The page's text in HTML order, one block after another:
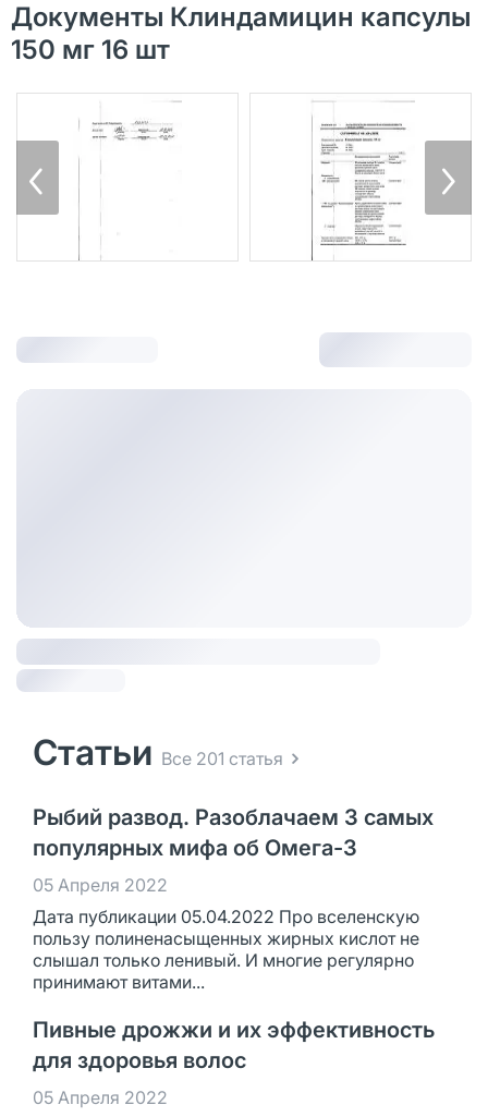
Документы Клиндамицин капсулы
150 мг 16 шт
Статьи Все 201 статья
Рыбий развод. Разоблачаем 3 самых
популярных мифа об Омега-3
05 Апреля 2022
Дата публикации 05.04.2022 Про вселенскую
пользу полиненасыщенных жирных кислот не
слышал только ленивый. И многие регулярно
принимают витами...
Пивные дрожжи и их эффективность
для здоровья волос
05 Апреля 2022